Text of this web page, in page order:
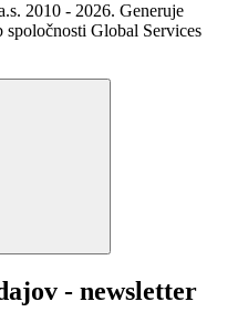
2010 - 2026. Generuje
Global Services
- newsletter